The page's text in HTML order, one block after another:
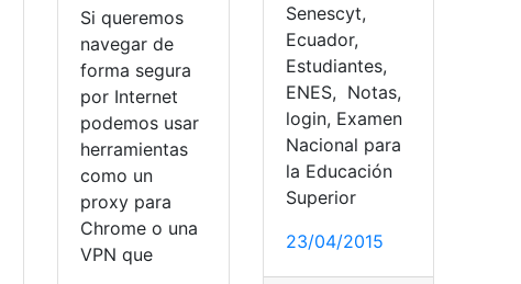
Si queremos
navegar de
forma segura
por Internet
podemos usar
herramientas
como un
proxy para
Chrome o una
VPN que
Senescyt,
Ecuador,
Estudiantes,
ENES, Notas,
login, Examen
Nacional para
la Educación
Superior
23/04/2015